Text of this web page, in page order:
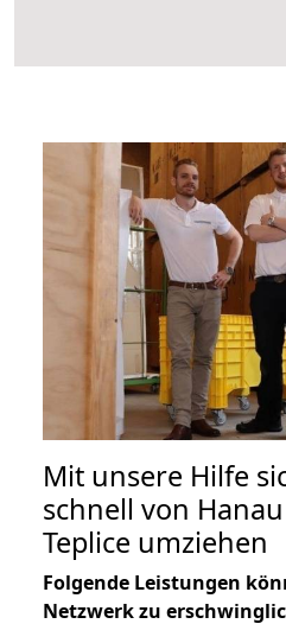
Mit unsere Hilfe
schnell von
Teplice umziehen
Folgende Leistungen
Netzwerk zu